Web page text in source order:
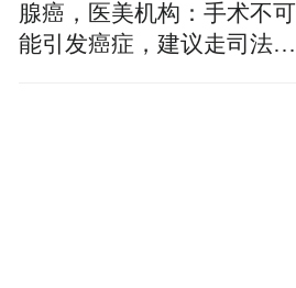
腺癌，医美机构：手术不可
能引发癌症，建议走司法途